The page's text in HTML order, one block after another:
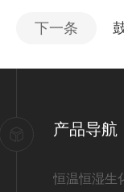
下一条
产品导航
恒温恒湿生